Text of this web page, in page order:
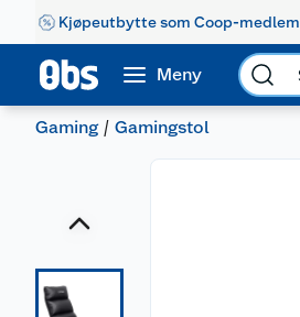
Kjøpeutbytte som Coop-medlem
Meny
Gaming Gamingstol